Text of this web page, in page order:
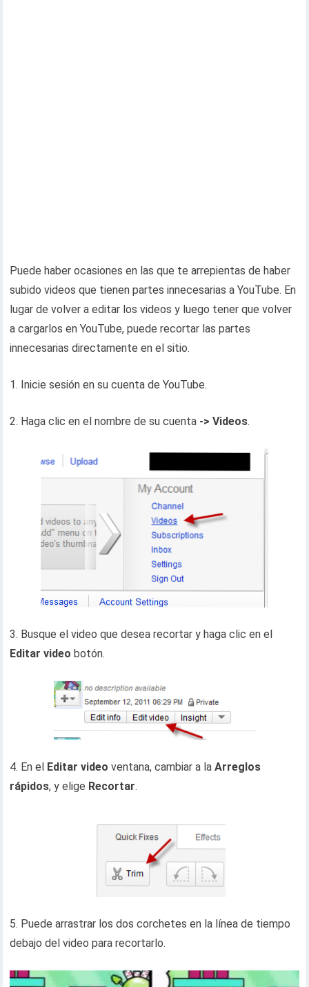
Puede haber ocasiones en las que te arrepientas de haber
subido videos que tienen partes innecesarias a YouTube. En
lugar de volver a editar los videos y luego tener que volver
a cargarlos en YouTube, puede recortar las partes
innecesarias directamente en el sitio.
1. Inicie sesión en su cuenta de YouTube.
2. Haga clic en el nombre de su cuenta -> Videos.
3. Busque el video que desea recortar y haga clic en el
Editar video botón.
4. En el Editar video ventana, cambiar a laArreglos
rápidos, y elige Recortar.
5. Puede arrastrar los dos corchetes en la línea de tiempo
debajo del video para recortarlo.